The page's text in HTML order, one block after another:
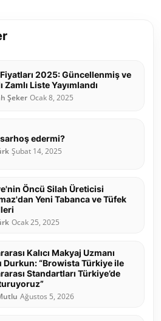
2025: Güncellenmiş ve
Zamlı Liste Yayımlandı
Şeker Ocak 8, 2025
edermi?
Şubat 14, 2025
Öncü Silah Üreticisi
Yeni Tabanca ve Tüfek
Ocak 25, 2025
Kalıcı Makyaj Uzmanı
Durkun: “Browista Türkiye ile
Standartları Türkiye’de
Ağustos 5, 2026